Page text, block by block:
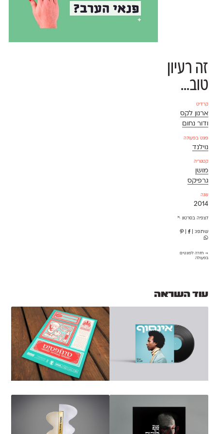
זה רעיון
טוב...
קרדיט
ארנון לקס
ודור נחום
פונט בפעולה
נוילנד
קטגוריה
מושן
גרפיקס
שנה
2014
לצפיה בסרטון ⇱
שתפו: |
→ חזרה לפונטים
בפעולה
עוד השראה